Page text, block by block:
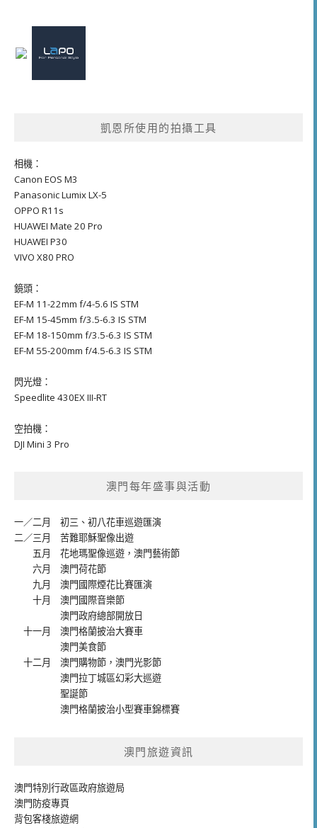
凱恩所使用的拍攝工具
相機：
Canon EOS M3
Panasonic Lumix LX-5
OPPO R11s
HUAWEI Mate 20 Pro
HUAWEI P30
VIVO X80 PRO
鏡頭：
EF-M 11-22mm f/4-5.6 IS STM
EF-M 15-45mm f/3.5-6.3 IS STM
EF-M 18-150mm f/3.5-6.3 IS STM
EF-M 55-200mm f/4.5-6.3 IS STM
閃光燈：
Speedlite 430EX III-RT
空拍機：
DJI Mini 3 Pro
澳門每年盛事與活動
一／二月 初三、初八花車巡遊匯演
二／三月 苦難耶穌聖像出遊
五月 花地瑪聖像巡遊 ， 澳門藝術節
六月 澳門荷花節
九月 澳門國際煙花比賽匯演
十月 澳門國際音樂節
澳門政府總部開放日
十一月 澳門格蘭披治大賽車
澳門美食節
十二月 澳門購物節 ， 澳門光影節
澳門拉丁城區幻彩大巡遊
聖誕節
澳門格蘭披治小型賽車錦標賽
澳門旅遊資訊
澳門特別行政區政府旅遊局
澳門防疫專頁
背包客棧旅遊網